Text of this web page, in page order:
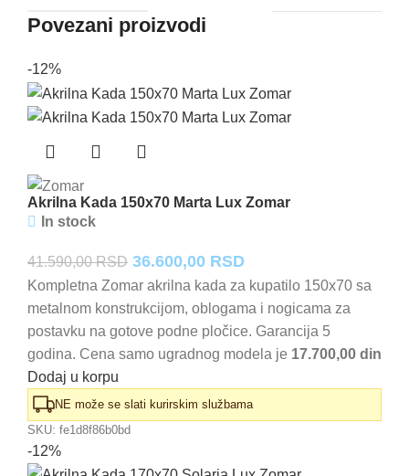
Povezani proizvodi
-12%
Akrilna Kada 150x70 Marta Lux Zomar
In stock
41.590,00RSD Originalna
cena
je
bila:
41.590,00 RSD.
36.600,00 RSDTrenutna
cena
je:
36.600,00 RSD.
Kompletna Zomar akrilna kada za kupatilo 150x70 sa
metalnom konstrukcijom, oblogama i nogicama za
postavku na gotove podne pločice. Garancija 5
godina. Cena samo ugradnog modela je 17.700,00 din
Dodaj u korpu
NE može se slati kurirskim službama
SKU: fe1d8f86b0bd
-12%